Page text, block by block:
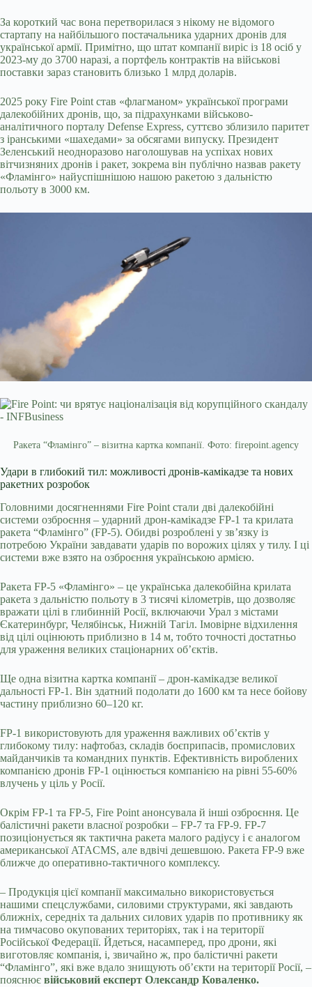
За короткий час вона перетворилася з нікому не відомого
стартапу на найбільшого постачальника ударних дронів для
української армії. Примітно, що штат компанії виріс із 18 осіб у
2023-му до 3700 наразі, а портфель контрактів на військові
поставки зараз становить близько 1 млрд доларів.
2025 року Fire Point став «флагманом» української програми
далекобійних дронів, що, за підрахунками військово-
аналітичного порталу Defense Express, суттєво зблизило паритет
з іранськими «шахедами» за обсягами випуску. Президент
Зеленський неодноразово наголошував на успіхах нових
вітчизняних дронів і ракет, зокрема він публічно назвав ракету
«Фламінго» найуспішнішою нашою ракетою з дальністю
польоту в 3000 км.
Ракета “Фламінго” – візитна картка компанії. Фото: firepoint.agency
Удари в глибокий тил: можливості дронів-камікадзе та нових
ракетних розробок
Головними досягненнями Fire Point стали дві далекобійні
системи озброєння – ударний дрон-камікадзе FP-1 та крилата
ракета “Фламінго” (FP-5). Обидві розроблені у зв’язку із
потребою України завдавати ударів по ворожих цілях у тилу. І ці
системи вже взято на озброєння українською армією.
Ракета FP-5 «Фламінго» – це українська далекобійна крилата
ракета з дальністю польоту в 3 тисячі кілометрів, що дозволяє
вражати цілі в глибинній Росії, включаючи Урал з містами
Єкатеринбург, Челябінськ, Нижній Тагіл. Імовірне відхилення
від цілі оцінюють приблизно в 14 м, тобто точності достатньо
для ураження великих стаціонарних об’єктів.
Ще одна візитна картка компанії – дрон-камікадзе великої
дальності FP-1. Він здатний подолати до 1600 км та несе бойову
частину приблизно 60–120 кг.
FP-1 використовують для ураження важливих об’єктів у
глибокому тилу: нафтобаз, складів боєприпасів, промислових
майданчиків та командних пунктів. Ефективність вироблених
компанією дронів FP-1 оцінюється компанією на рівні 55-60%
влучень у ціль у Росії.
Окрім FP-1 та FP-5, Fire Point анонсувала й інші озброєння. Це
балістичні ракети власної розробки – FP-7 та FP-9. FP-7
позиціонується як тактична ракета малого радіусу і є аналогом
американської ATACMS, але вдвічі дешевшою. Ракета FP-9 вже
ближче до оперативно-тактичного комплексу.
– Продукція цієї компанії максимально використовується
нашими спецслужбами, силовими структурами, які завдають
ближніх, середніх та дальних силових ударів по противнику як
на тимчасово окупованих територіях, так і на території
Російської Федерації. Йдеться, насамперед, про дрони, які
виготовляє компанія, і, звичайно ж, про балістичні ракети
“Фламінго”, які вже вдало знищують об’єкти на території Росії, –
пояснює військовий експерт Олександр Коваленко.